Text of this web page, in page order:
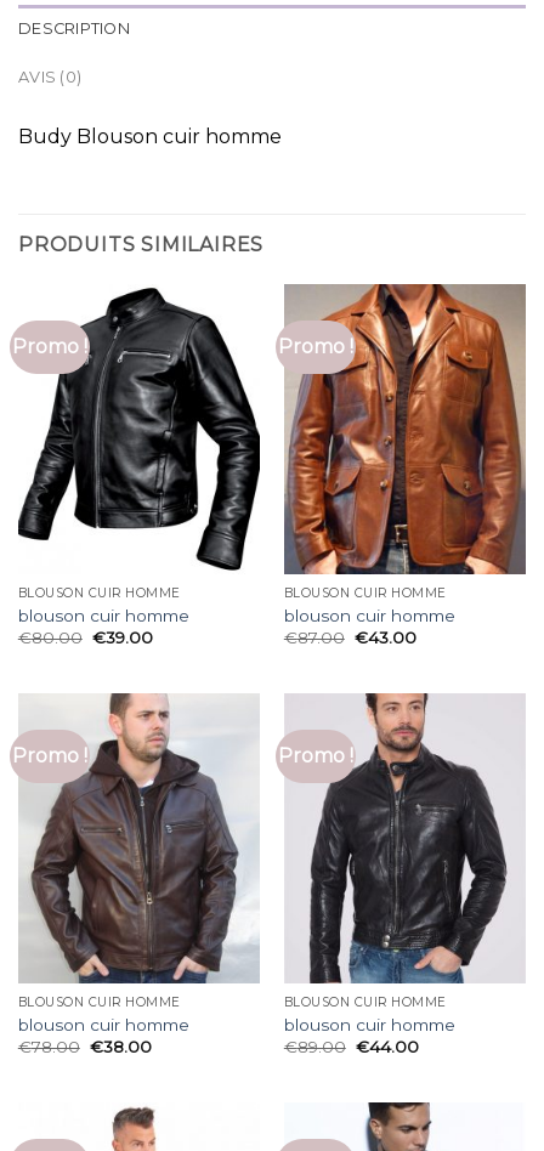
DESCRIPTION
AVIS (0)
Budy Blouson cuir homme
PRODUITS SIMILAIRES
Promo !
BLOUSON CUIR HOMME
blouson cuir homme
€80.00 €39.00
Promo !
BLOUSON CUIR HOMME
blouson cuir homme
€87.00 €43.00
Promo !
BLOUSON CUIR HOMME
blouson cuir homme
€78.00 €38.00
Promo !
BLOUSON CUIR HOMME
blouson cuir homme
€89.00 €44.00